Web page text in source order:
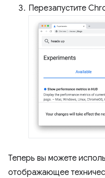
Перезапустите
Теперь вы можете
отображающее